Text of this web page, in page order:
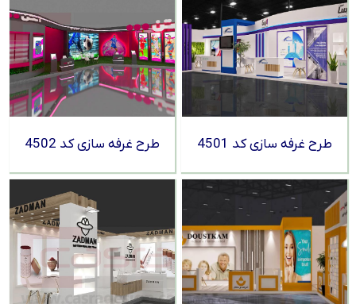
طرح غرفه سازی کد 4501 طرح غرفه سازی کد 4502